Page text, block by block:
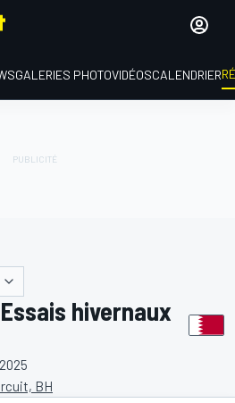
GALERIES PHOTOVIDÉOSCALENDRIER
hivernaux
BH